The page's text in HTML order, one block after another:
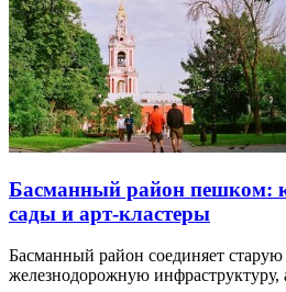
Басманный район пешком:
сады и арт-кластеры
Басманный район соединяет
железнодорожную инфраструктуру,